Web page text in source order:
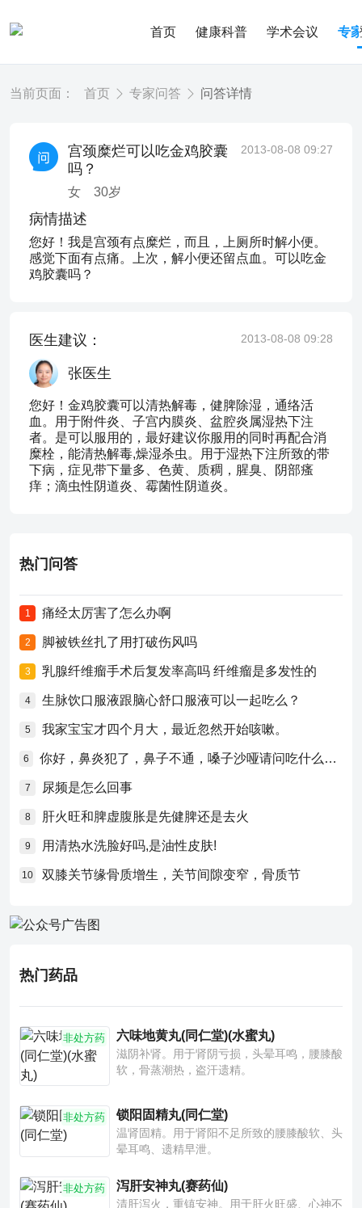
首页 健康科普 学术会议 专
当前页面： 首页 专家问答 问答详情
宫颈糜烂可以吃金鸡胶囊
吗？
女 30岁
2013-08-08 09:27
病情描述
您好！我是宫颈有点糜烂，而且，上厕所时解小便。
感觉下面有点痛。上次，解小便还留点血。可以吃金
鸡胶囊吗？
医生建议： 2013-08-08 09:28
张医生
您好！金鸡胶囊可以清热解毒，健脾除湿，通络活
血。用于附件炎、子宫内膜炎、盆腔炎属湿热下注
者。是可以服用的，最好建议你服用的同时再配合消
糜栓，能清热解毒,燥湿杀虫。用于湿热下注所致的带
下病，症见带下量多、色黄、质稠，腥臭、阴部瘙
痒；滴虫性阴道炎、霉菌性阴道炎。
热门问答
1 痛经太厉害了怎么办啊
2 脚被铁丝扎了用打破伤风吗
3 乳腺纤维瘤手术后复发率高吗 纤维瘤是多发性的
4 生脉饮口服液跟脑心舒口服液可以一起吃么？
5 我家宝宝才四个月大，最近忽然开始咳嗽。
6 你好，鼻炎犯了，鼻子不通，嗓子沙哑请问吃什么药比较好？
7 尿频是怎么回事
8 肝火旺和脾虚腹胀是先健脾还是去火
9 用清热水洗脸好吗,是油性皮肤!
10 双膝关节缘骨质增生，关节间隙变窄，骨质节
热门药品
非处方药 六味地黄丸(同仁堂)(水蜜丸)
滋阴补肾。用于肾阴亏损，头晕耳鸣，腰膝酸
软，骨蒸潮热，盗汗遗精。
非处方药 锁阳固精丸(同仁堂)
温肾固精。用于肾阳不足所致的腰膝酸软、头
晕耳鸣、遗精早泄。
非处方药 泻肝安神丸(赛药仙)
清肝泻火，重镇安神。用于肝火旺盛、心神不